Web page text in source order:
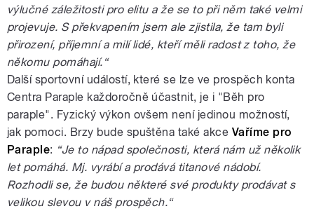
výlučné záležitosti pro elitu a že se to při něm také velmi
projevuje. S překvapením jsem ale zjistila, že tam byli
přirození, příjemní a milí lidé, kteří měli radost z toho, že
někomu pomáhají.“
Další sportovní událostí, které se lze ve prospěch konta
Centra Paraple každoročně účastnit, je i "Běh pro
paraple". Fyzický výkon ovšem není jedinou možností,
jak pomoci. Brzy bude spuštěna také akce Vaříme pro
Paraple: “Je to nápad společnosti, která nám už několik
let pomáhá. Mj. vyrábí a prodává titanové nádobí.
Rozhodli se, že budou některé své produkty prodávat s
velikou slevou v náš prospěch.“